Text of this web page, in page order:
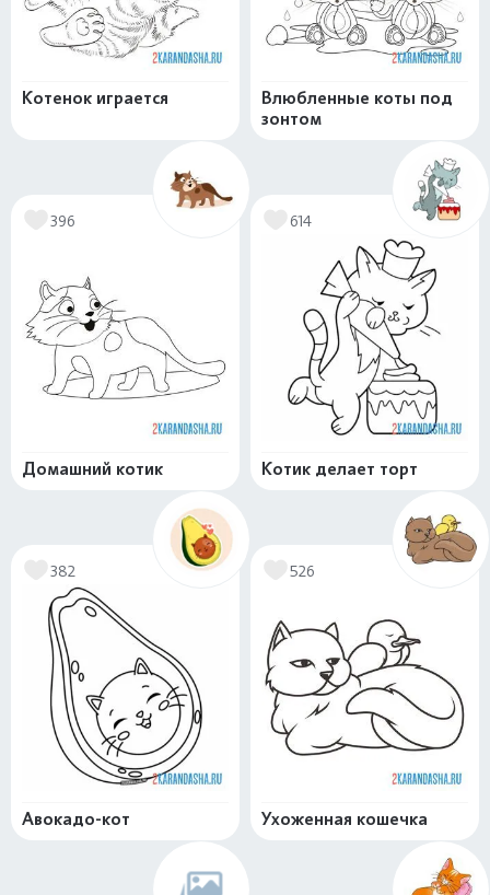
Котенок играется
Влюбленные коты под
зонтом
396
Домашний котик
614
Котик делает торт
382
Авокадо-кот
526
Ухоженная кошечка